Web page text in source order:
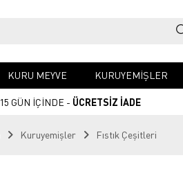
KURU MEYVE KURUYEMIŞLER
15 GÜN İÇİNDE - ÜCRETSİZ İADE
Kuruyemişler Fıstık Çeşitleri